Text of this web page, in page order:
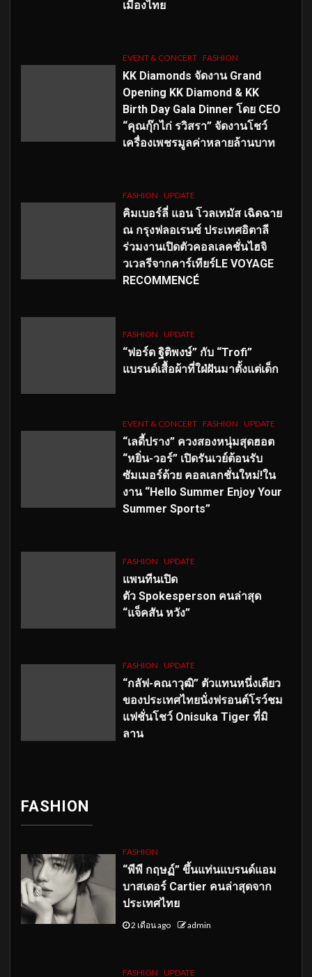
เมืองไทย
EVENT & CONCERT FASHION
KK Diamonds จัดงาน Grand
Opening KK Diamond & KK
Birth Day Gala Dinner โดย CEO
“คุณกุ๊กไก่ รวิสรา” จัดงานโชว์
เครื่องเพชรมูลค่าหลายล้านบาท
FASHION UPDATE
คิมเบอร์ลี่ แอน โวลเทมัส เฉิดฉาย
ณ กรุงฟลอเรนซ์ ประเทศอิตาลี
ร่วมงานเปิดตัวคอลเลคชั่นไฮจิ
วเวลรีจากคาร์เทียร์LE VOYAGE
RECOMMENCÉ
FASHION UPDATE
“ฟอร์ด ฐิติพงษ์” กับ “Trofi”
แบรนด์เสื้อผ้าที่ใฝ่ฝันมาตั้งแต่เด็ก
EVENT & CONCERT FASHION UPDATE
“เลดี้ปราง” ควงสองหนุ่มสุดฮอต
“หยิ่น-วอร์” เปิดรันเวย์ต้อนรับ
ซัมเมอร์ด้วย คอลเลกชั่นใหม่!ใน
งาน “Hello Summer Enjoy Your
Summer Sports”
FASHION UPDATE
แพนทีนเปิด
ตัว Spokesperson คนล่าสุด
“แจ็คสัน หวัง”
FASHION UPDATE
“กลัฟ-คณาวุฒิ” ตัวแทนหนึ่งเดียว
ของประเทศไทยนั่งฟรอนต์โรว์ชม
แฟชั่นโชว์ Onisuka Tiger ที่มิ
ลาน
FASHION
FASHION
“พีพี กฤษฏ์” ขึ้นแท่นแบรนด์แอม
บาสเดอร์ Cartier คนล่าสุดจาก
ประเทศไทย
2 เดือน ago admin
FASHION UPDATE